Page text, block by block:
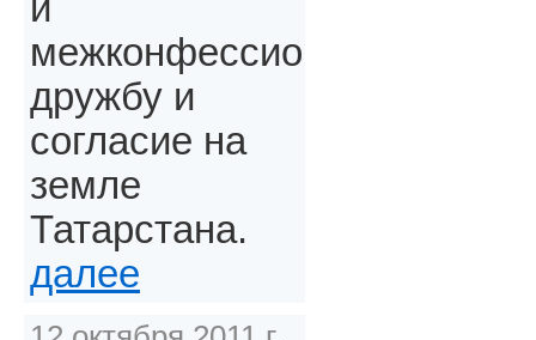
и
межконфессиональную
дружбу и
согласие на
земле
Татарстана.
далее